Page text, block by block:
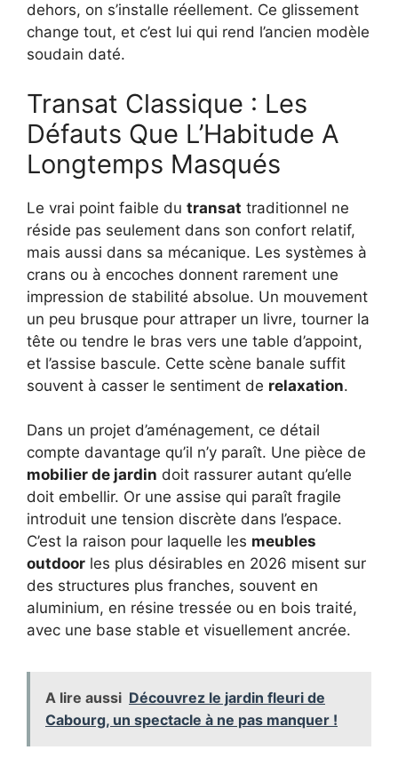
dehors, on s’installe réellement. Ce glissement
change tout, et c’est lui qui rend l’ancien modèle
soudain daté.
Transat Classique : Les
Défauts Que L’Habitude A
Longtemps Masqués
Le vrai point faible du transat traditionnel ne
réside pas seulement dans son confort relatif,
mais aussi dans sa mécanique. Les systèmes à
crans ou à encoches donnent rarement une
impression de stabilité absolue. Un mouvement
un peu brusque pour attraper un livre, tourner la
tête ou tendre le bras vers une table d’appoint,
et l’assise bascule. Cette scène banale suffit
souvent à casser le sentiment de relaxation.
Dans un projet d’aménagement, ce détail
compte davantage qu’il n’y paraît. Une pièce de
mobilier de jardin doit rassurer autant qu’elle
doit embellir. Or une assise qui paraît fragile
introduit une tension discrète dans l’espace.
C’est la raison pour laquelle les meubles
outdoor les plus désirables en 2026 misent sur
des structures plus franches, souvent en
aluminium, en résine tressée ou en bois traité,
avec une base stable et visuellement ancrée.
A lire aussi Découvrez le jardin fleuri de
Cabourg, un spectacle à ne pas manquer !